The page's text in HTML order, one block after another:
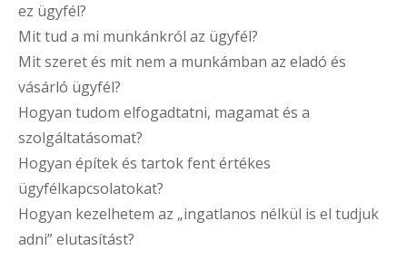
ez ügyfél?
Mit tud a mi munkánkról az ügyfél?
Mit szeret és mit nem a munkámban az eladó és
vásárló ügyfél?
Hogyan tudom elfogadtatni, magamat és a
szolgáltatásomat?
Hogyan építek és tartok fent értékes
ügyfélkapcsolatokat?
Hogyan kezelhetem az „ingatlanos nélkül is el tudjuk
adni” elutasítást?